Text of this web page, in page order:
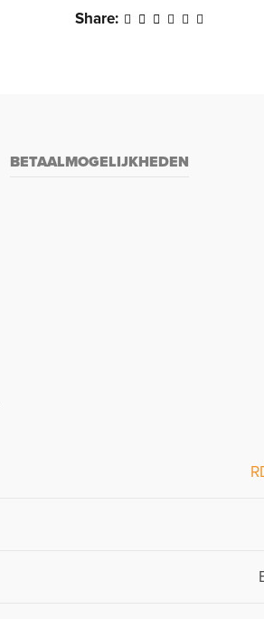
Share
BETAALMOGELIJKHEDEN